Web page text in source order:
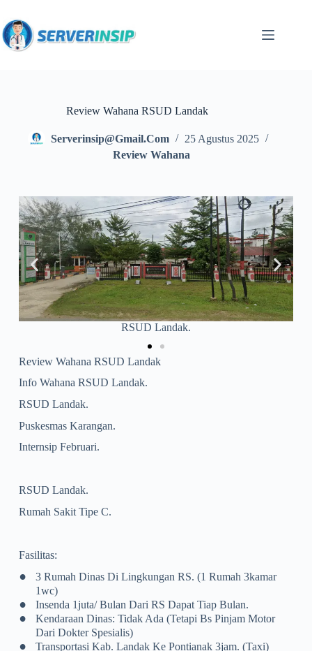
Review Wahana RSUD Landak
Serverinsip@gmail.com
25 Agustus 2025
Review Wahana
Puskesmas Karangan.
Review Wahana RSUD Landak
Info Wahana RSUD Landak.
RSUD Landak.
Puskesmas Karangan.
Internsip Februari.
RSUD Landak.
Rumah Sakit Tipe C.
Fasilitas:
•
3 Rumah Dinas Di Lingkungan RS. (1 Rumah 3kamar
1wc)
• Insenda 1juta/ Bulan Dari RS Dapat Tiap Bulan.
•
Kendaraan Dinas: Tidak Ada (tetapi Bs Pinjam Motor
Dari Dokter Spesialis)
Transportasi Kab. Landak Ke Pontianak 3jam. (Taxi)